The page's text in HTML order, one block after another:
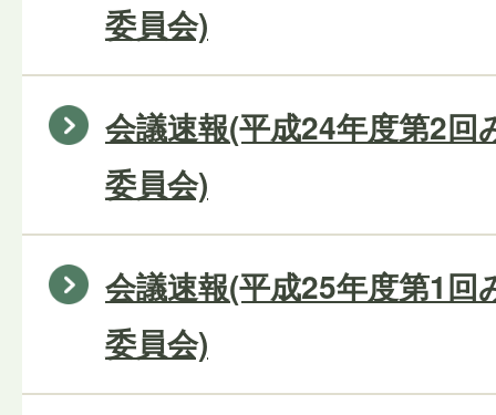
委員会)
会議速報(平成24年度第2回
委員会)
会議速報(平成25年度第1回
委員会)